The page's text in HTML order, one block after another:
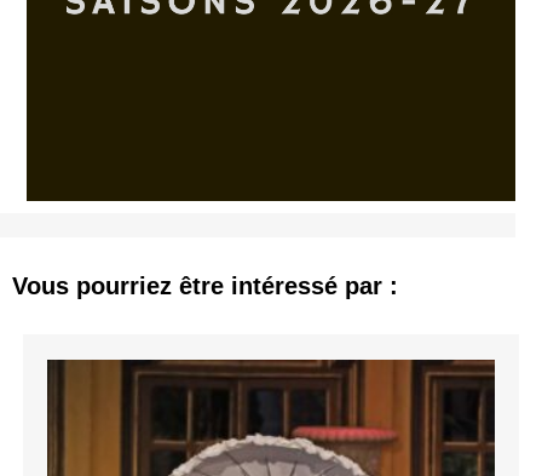
Vous pourriez être intéressé par :